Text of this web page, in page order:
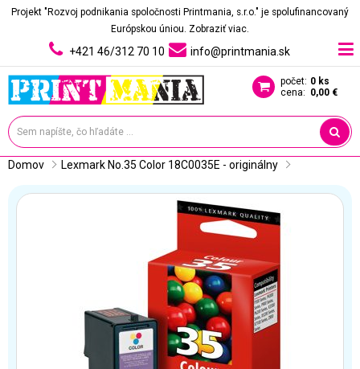
Projekt "Rozvoj podnikania spoločnosti Printmania, s.r.o." je spolufinancovaný
Európskou úniou. Zobraziť viac.
+421 46/312 70 10 info@printmania.sk
počet: 0 ks
cena: 0,00 €
Domov Lexmark No.35 Color 18C0035E - originálny